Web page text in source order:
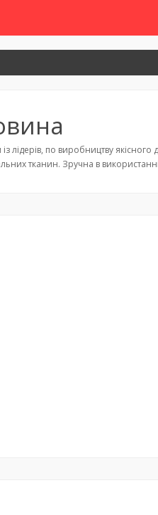
лідерів, по виробництву якісного
тканин. Зручна в